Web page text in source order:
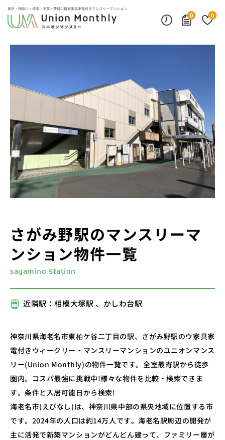
東京・神奈川・埼玉・千葉・茨城の格安家具家電付きマンスリーマンション
0
0
さがみ野駅のマンスリーマ
ンション物件一覧
sagamino Station
近隣駅：相模大塚駅 、かしわ台駅
神奈川県海老名市東柏ケ谷二丁目の駅、さがみ野駅のウ家具家
電付きウィークリー・マンスリーマンションのユニオンマンス
リー(Union Monthly)の物件一覧です。全室最寄駅から徒歩
圏内。コスパ最強に挑戦中!様々な物件を比較・検索できま
す。条件と入居可能日から検索!
海老名市(えびなし)は、神奈川県中部の県央地域に位置する市
です。2024年の人口は約14万人です。海老名駅周辺の開発が
主に活発で新築マンションがどんどん建って、ファミリー層が